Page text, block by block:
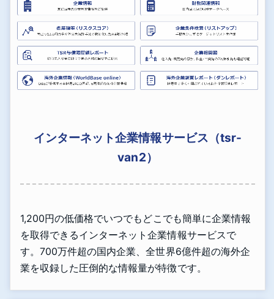
インターネット企業情報サービス（tsr-
van2）
1,200円の低価格でいつでもどこでも簡単に企業情報
を取得できるインターネット企業情報サービスで
す。700万件超の国内企業、全世界6億件超の海外企
業を収録した圧倒的な情報量が特徴です。